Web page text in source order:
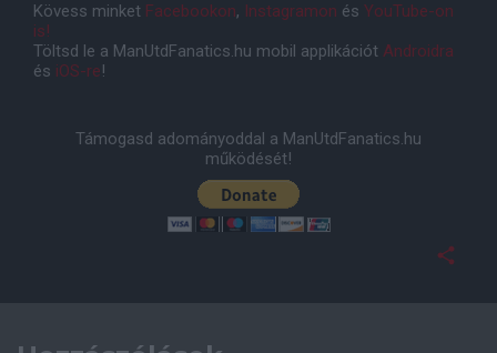
Kövess minket Facebookon, Instagramon és YouTube-on
is!
Töltsd le a ManUtdFanatics.hu mobil applikációt Androidra
és iOS-re!
Támogasd adományoddal a ManUtdFanatics.hu
működését!